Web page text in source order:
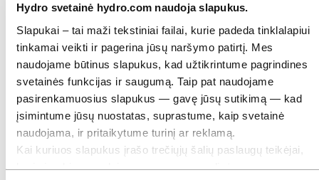
Hydro svetainė hydro.com naudoja slapukus.
Slapukai – tai maži tekstiniai failai, kurie padeda tinklalapiui
tinkamai veikti ir pagerina jūsų naršymo patirtį. Mes
naudojame būtinus slapukus, kad užtikrintume pagrindines
svetainės funkcijas ir saugumą. Taip pat naudojame
pasirenkamuosius slapukus — gavę jūsų sutikimą — kad
įsimintume jūsų nuostatas, suprastume, kaip svetainė
naudojama, ir pritaikytume turinį ar reklamą.
Kai kuriuos slapukus įrašo trečiųjų šalių paslaugų teikėjai,
Automobilių akumuliatorių dėklai
Automobilių slenksčiai
Automobilių smūgio valdymo
sistemos
Didelių gabaritų profiliai
Ekstruziniai aliuminio gaminiai,
skirti sandėliavimo logistikai
Ekstruziniai aliuminio profiliai
šiuolaikiniams traukiniams
Išmanieji sprendimai su mažais
aliuminio profiliais
Naudojimas jūroje